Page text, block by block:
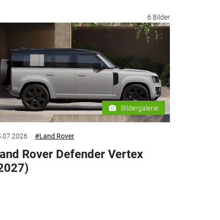
6 Bilder
Bildergalerie
#Land Rover
Rover Defender Vertex